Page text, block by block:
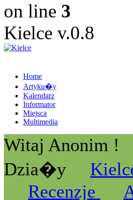
on line 3
Kielce v.0.8
Home
Artyku�y
Kalendarz
Informator
Miejsca
Multimedia
Witaj Anonim !
Dzia�y
Recenzje